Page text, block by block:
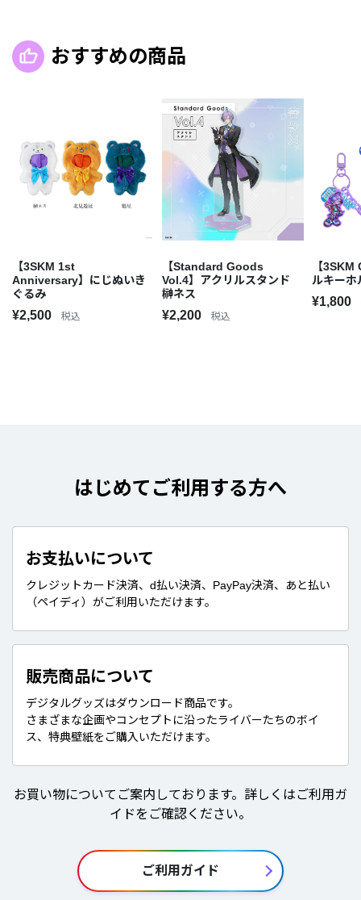
おすすめの商品
【3SKM 1st
Anniversary】にじぬいき
ぐるみ
¥2,500 税込
【Standard Goods
Vol.4】アクリルスタンド
榊ネス
¥2,200 税込
【
ルキーホ
¥1,800
はじめてご利用する方へ
お支払いについて
クレジットカード決済、d払い決済、PayPay決済、あと払い
（ペイディ）がご利用いただけます。
販売商品について
デジタルグッズはダウンロード商品です。
さまざまな企画やコンセプトに沿ったライバーたちのボイ
ス、特典壁紙をご購入いただけます。
お買い物についてご案内しております。詳しくはご利用ガ
イドをご確認ください。
ご利用ガイド